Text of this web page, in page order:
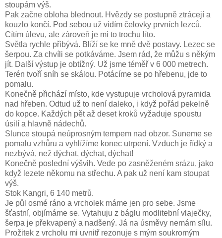
stoupám výš.
Pak začne obloha blednout. Hvězdy se postupně ztrácejí a
kouzlo končí. Pod sebou už vidím čelovky prvních lezců.
Cítím úlevu, ale zároveň je mi to trochu líto.
Světla rychle přibývá. Blíží se ke mně dvě postavy. Lezec se
šerpou. Za chvíli se potkáváme. Jsem rád, že můžu s někým
jít. Další výstup je obtížný. Už jsme téměř v 6 000 metrech.
Terén tvoří sníh se skálou. Potácíme se po hřebenu, jde to
pomalu.
Konečně přichází místo, kde vystupuje vrcholová pyramida
nad hřeben. Odtud už to není daleko, i když pořád pekelně
do kopce. Každých pět až deset kroků vyžaduje spoustu
úsilí a hlavně nádechů.
Slunce stoupá neúprosným tempem nad obzor. Suneme se
pomalu vzhůru a vyhlížíme konec utrpení. Vzduch je řídký a
nezbývá, než dýchat, dýchat, dýchat!
Konečně poslední výšvih. Vede po zasněženém srázu, jako
když lezete někomu na střechu. A pak už není kam stoupat
výš.
Stok Kangri, 6 140 metrů.
Je půl osmé ráno a vrcholek máme jen pro sebe. Jsme
šťastní, objímáme se. Vytahuju z báglu modlitební vlaječky,
šerpa je překvapený a nadšený. Já na úsměvy nemám sílu.
Prožitek z vrcholu mi uvnitř rezonuje s mým soukromým